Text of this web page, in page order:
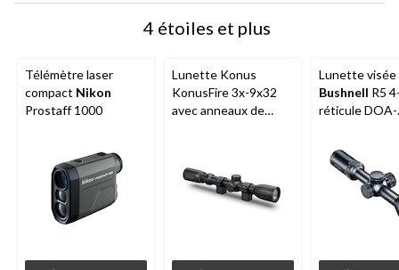
4 étoiles et plus
Télémètre laser
compact Nikon
Prostaff 1000
Lunette Konus
KonusFire 3x-9x32
avec anneaux de
Lunette visée
Bushnell R5
réticule DOA-